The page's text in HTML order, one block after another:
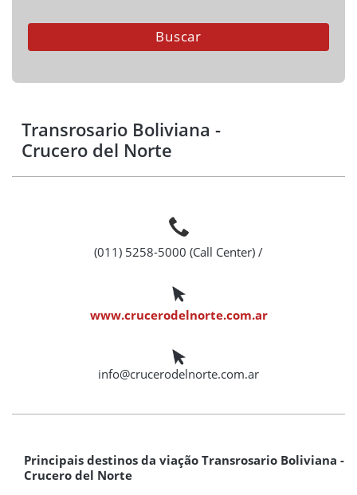
Transrosario Boliviana -
Crucero del Norte
(011) 5258-5000 (Call Center) /
www.crucerodelnorte.com.ar
info@crucerodelnorte.com.ar
Principais destinos da viação Transrosario Boliviana -
Crucero del Norte